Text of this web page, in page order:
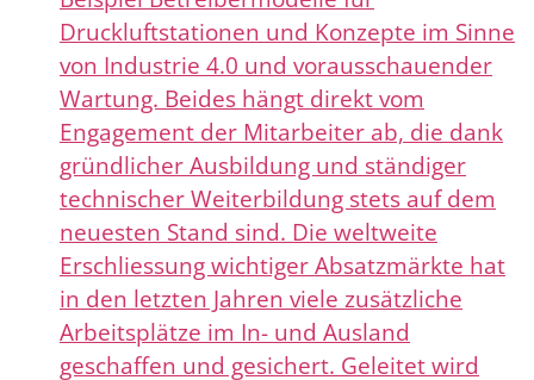
Druckluftstationen und Konzepte im Sinne
von Industrie 4.0 und vorausschauender
Wartung. Beides hängt direkt vom
Engagement der Mitarbeiter ab, die dank
gründlicher Ausbildung und ständiger
technischer Weiterbildung stets auf dem
neuesten Stand sind. Die weltweite
Erschliessung wichtiger Absatzmärkte hat
in den letzten Jahren viele zusätzliche
Arbeitsplätze im In- und Ausland
geschaffen und gesichert. Geleitet wird